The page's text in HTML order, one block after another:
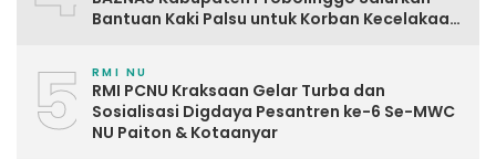
Bantuan Kaki Palsu untuk Korban Kecelakaan
5 RMI NU
RMI PCNU Kraksaan Gelar Turba dan
Sosialisasi Digdaya Pesantren ke-6 Se-MWC
NU Paiton & Kotaanyar